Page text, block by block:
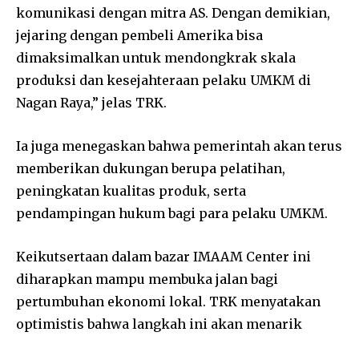
komunikasi dengan mitra AS. Dengan demikian,
jejaring dengan pembeli Amerika bisa
dimaksimalkan untuk mendongkrak skala
produksi dan kesejahteraan pelaku UMKM di
Nagan Raya,” jelas TRK.
Ia juga menegaskan bahwa pemerintah akan terus
memberikan dukungan berupa pelatihan,
peningkatan kualitas produk, serta
pendampingan hukum bagi para pelaku UMKM.
Keikutsertaan dalam bazar IMAAM Center ini
diharapkan mampu membuka jalan bagi
pertumbuhan ekonomi lokal. TRK menyatakan
optimistis bahwa langkah ini akan menarik